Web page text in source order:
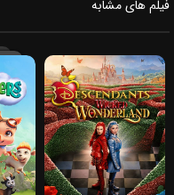
فیلم‌ های مشابه